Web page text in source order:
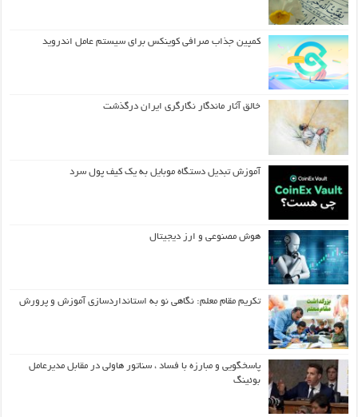
کمپین جذاب صرافی کوینکس برای سیستم عامل اندروید
خالق آثار ماندگار نگارگری ایران درگذشت
آموزش تبدیل دستگاه موبایل به یک کیف‌ پول سرد
هوش مصنوعی و ارز دیجیتال
تکریم مقام معلم: نگاهی نو به استانداردسازی آموزش و پرورش
پاسخگویی و مبارزه با فساد ، سناتور هاولی در مقابل مدیرعامل
بوئینگ